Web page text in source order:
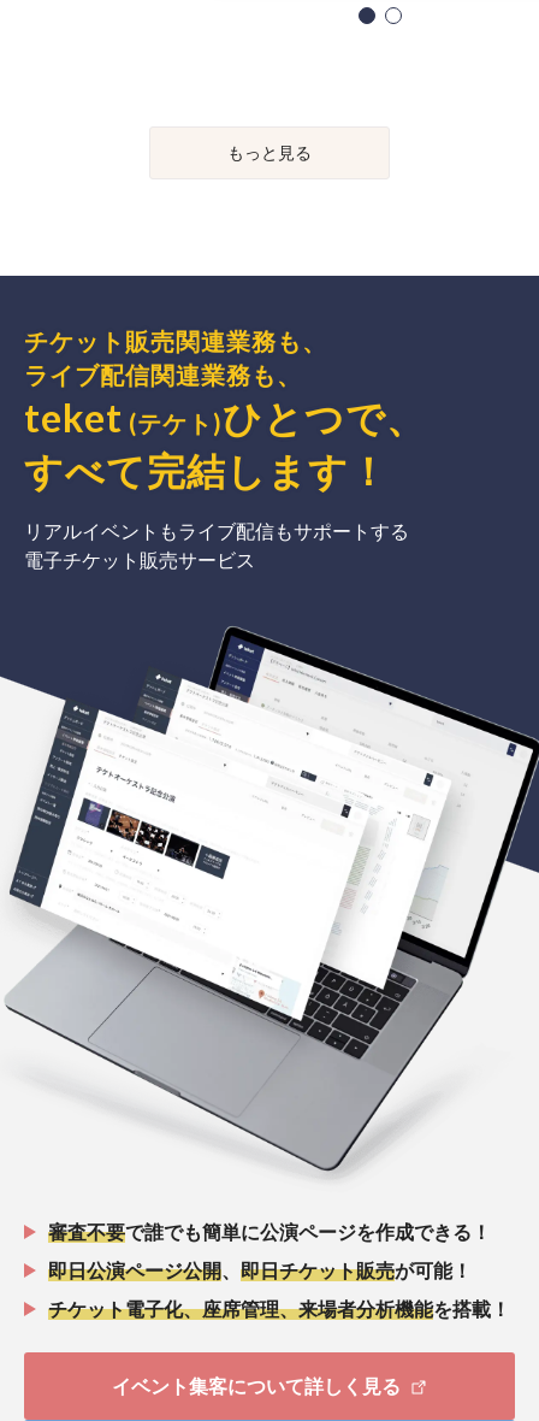
もっと見る
チケット販売関連業務も、
ライブ配信関連業務も、
teket (テケト)ひとつで、
すべて完結 します ！
リアルイベントもライブ配信もサポートする
電子チケット販売サービス
審査不要で誰でも簡単に公演ページを作成できる！
即日公演ページ公開
即日チケット販売が可能！
チケット電子化、座席管理、来場者分析機能を搭載！
イベント集客について詳しく見る